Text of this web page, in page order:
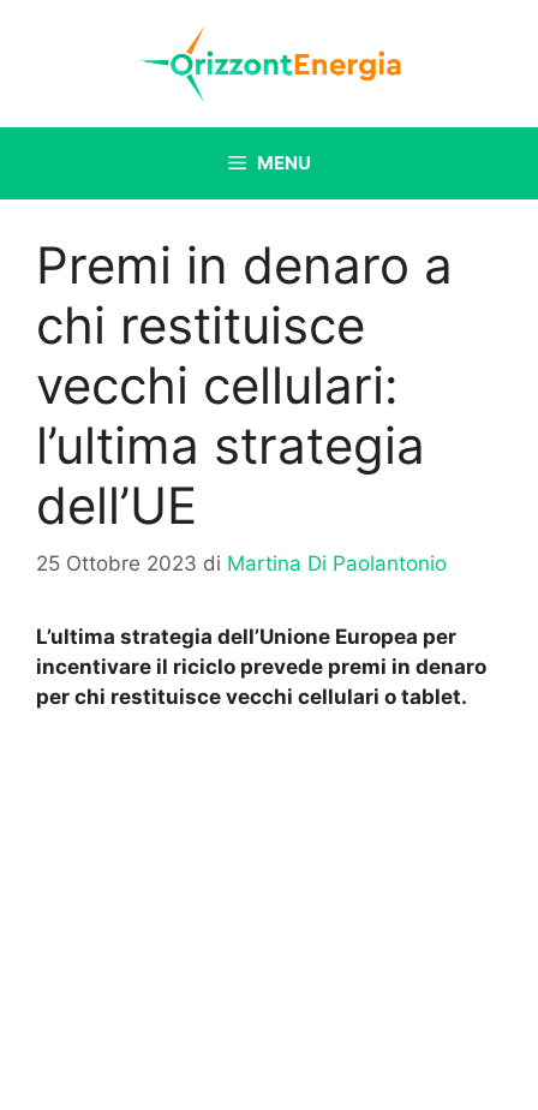
MENU
Premi in denaro a
chi restituisce
vecchi cellulari:
l’ultima strategia
dell’UE
25 Ottobre 2023 di Martina Di Paolantonio
L’ultima strategia dell’Unione Europea per
incentivare il riciclo prevede premi in denaro
per chi restituisce vecchi cellulari o tablet.